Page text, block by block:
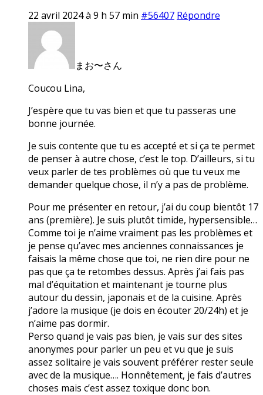
22 avril 2024 à 9 h 57 min #56407 Répondre
まお〜さん
Coucou Lina,
J’espère que tu vas bien et que tu passeras une
bonne journée.
Je suis contente que tu es accepté et si ça te permet
de penser à autre chose, c’est le top. D’ailleurs, si tu
veux parler de tes problèmes où que tu veux me
demander quelque chose, il n’y a pas de problème.
Pour me présenter en retour, j’ai du coup bientôt 17
ans (première). Je suis plutôt timide, hypersensible…
Comme toi je n’aime vraiment pas les problèmes et
je pense qu’avec mes anciennes connaissances je
faisais la même chose que toi, ne rien dire pour ne
pas que ça te retombes dessus. Après j’ai fais pas
mal d’équitation et maintenant je tourne plus
autour du dessin, japonais et de la cuisine. Après
j’adore la musique (je dois en écouter 20/24h) et je
n’aime pas dormir.
Perso quand je vais pas bien, je vais sur des sites
anonymes pour parler un peu et vu que je suis
assez solitaire je vais souvent préférer rester seule
avec de la musique…. Honnêtement, je fais d’autres
choses mais c’est assez toxique donc bon.